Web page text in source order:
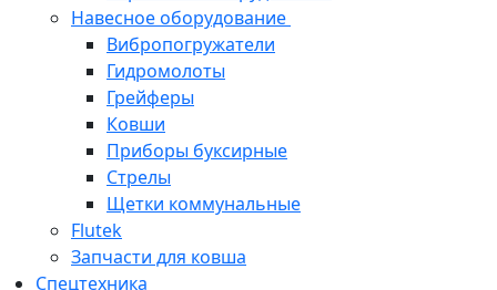
Навесное оборудование
Вибропогружатели
Гидромолоты
Грейферы
Ковши
Приборы буксирные
Стрелы
Щетки коммунальные
Flutek
Запчасти для ковша
Спецтехника